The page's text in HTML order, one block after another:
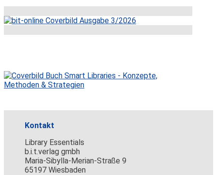
Kontakt
Library Essentials
b.i.t.verlag gmbh
Maria-Sibylla-Merian-Straße 9
65197 Wiesbaden